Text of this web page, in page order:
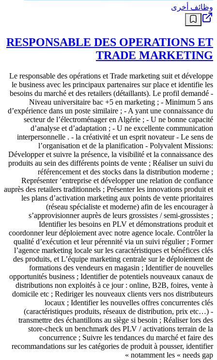
وظائف أخرى
RESPONSABLE DES OPERATIONS ET
TRADE MARKETING
Le responsable des opérations et Trade marketing suit et développe
le business avec les principaux partenaires sur place et identifie les
besoins du marché et des retailers (détaillants). Le profil demandé -
Niveau universitaire bac +5 en marketing ; - Minimum 5 ans
d’expérience dans un poste similaire ; - A yant une connaissance du
secteur de l’électroménager en Algérie ; - U ne bonne capacité
d’analyse et d’adaptation ; - U ne excellente communication
interpersonnelle . - la créativité et un esprit novateur - Le sens de
l’organisation et de la planification - Polyvalent Missions:
Développer et suivre la présence, la visibilité et la connaissance des
produits au sein des différents points de vente ; Réaliser un suivi du
référencement et des stocks dans la distribution moderne ;
Représenter ‘entreprise et développer une relation de confiance
auprès des retailers traditionnels ; Présenter les innovations produit et
les plans d’activation marketing aux points de vente prioritaires
(réseau spécialiste et moderne) afin de les encourager à
s’approvisionner auprès de leurs grossistes / semi-grossistes ;
Identifier les besoins en PLV et démonstrations produit et
coordonner leur déploiement avec notre agence locale. Contrôler la
qualité d’exécution et leur pérennité via un suivi régulier ; Former
l’agence marketing locale sur les caractéristiques et bénéfices clés
des produits, et L’équipe marketing centrale sur le déploiement de
formations des vendeurs en magasin ; Identifier de nouvelles
opportunités business ; Identifier de potentiels nouveaux canaux de
distributions non exploités à ce jour : online, B2B, foires, vente à
domicile etc ; Rediriger les nouveaux clients vers nos distributeurs
locaux ; Identifier les nouvelles offres concurrentes clés
(caractéristiques produits, réseaux de distribution, prix etc…) -
transmettre des échantillons au siège si besoin ; Réaliser lors des
store-check un benchmark des PLV / activations terrain de la
concurrence ; Suivre les tendances du marché et faire des
recommandations sur les catégories de produit à pousser, identifier
notamment les « needs gap »